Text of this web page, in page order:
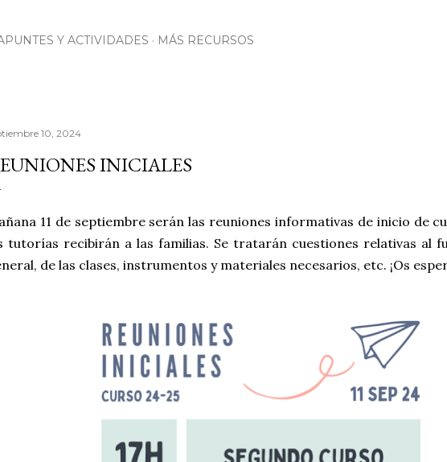
Y ACTIVIDADES MÁS RECURSOS
10, 2024
INICIALES
11 de septiembre serán las reuniones informativas de inicio de
tutorías recibirán a las familias. Se tratarán cuestiones relativas al
de las clases, instrumentos y materiales necesarios, etc. ¡Os